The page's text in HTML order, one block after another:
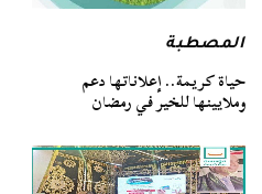
المصطبة
حياة كريمة.. إعلاناتها دعم
وملايينها للخير في رمضان